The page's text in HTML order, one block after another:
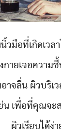
วมือที่เกิดเวล
กายเจอความ
าจลื่น ผิวบริเ
ย่น เพื่อที่คุณจ
ผิวเรียบได้ง่